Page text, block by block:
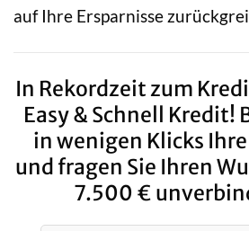
auf Ihre Ersparnisse
In Rekordzeit zum
Easy & Schnell Kredit!
in wenigen Klicks
und fragen Sie Ihren
7.500 €